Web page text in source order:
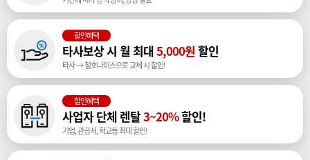
할인혜택
타사보상 시 월 최대5,000원 할인
타사 → 청호나이스으로 교체 시 할인!
할인혜택
사업자 단체 렌탈3~20%할인!
기업, 관공서, 학교등 최대 할인!